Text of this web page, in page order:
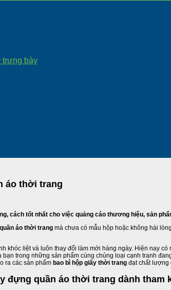
trưng bày
áo thời trang
cách tốt nhất cho việc quảng cáo thương hiệu, sản
áo thời trang mà chưa có mẫu hộp hoặc không hài
khóc liệt và luôn thay đổi làm mới hàng ngày. Hiện nay
bạn trong những sản phẩm cùng chủng loại cạnh tranh
ra các sản phẩm bao bì hộp giấy thời trang đạt chất lượng
đựng quần áo thời trang dành tham